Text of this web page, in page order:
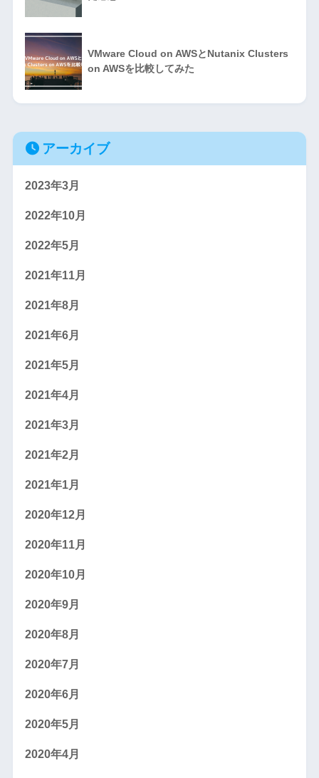
VMware Cloud on AWSとNutanix Clusters
on AWSを比較してみた
アーカイブ
2023年3月
2022年10月
2022年5月
2021年11月
2021年8月
2021年6月
2021年5月
2021年4月
2021年3月
2021年2月
2021年1月
2020年12月
2020年11月
2020年10月
2020年9月
2020年8月
2020年7月
2020年6月
2020年5月
2020年4月